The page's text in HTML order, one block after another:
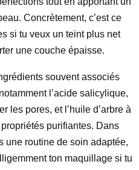
Concrètement, c’est ce
si tu veux un teint plus net
une couche épaisse.
souvent associés
l’acide salicylique,
les pores, et l’huile d’arbre à
purifiantes. Dans
une routine de soin adaptée,
ton maquillage si tu